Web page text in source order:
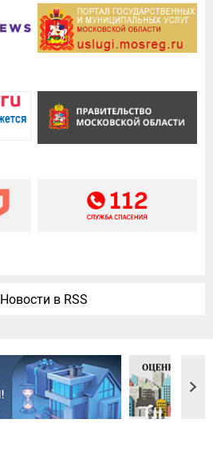
Новости в RSS